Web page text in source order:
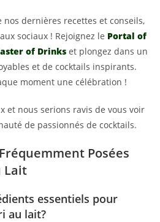
dernières recettes et conseils,
sociaux ! Rejoignez le Portal of
of Drinks et plongez dans un
et de cocktails inspirants.
moment une célébration !
et nous serions ravis de vous voir
de passionnés de cocktails.
Posées
Lait
essentiels pour
au lait?